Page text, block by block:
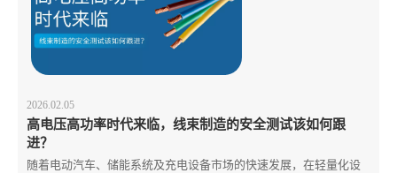
2026.02.05
高电压高功率时代来临，线束制造的安全测试该如何跟
进？
随着电动汽车、储能系统及充电设备市场的快速发展，在轻量化设